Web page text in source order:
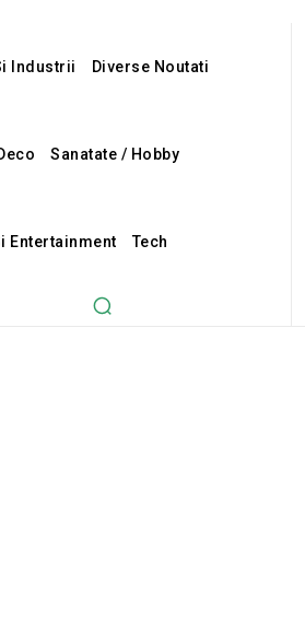
Industrii Diverse Noutati
Sanatate / Hobby
Entertainment Tech